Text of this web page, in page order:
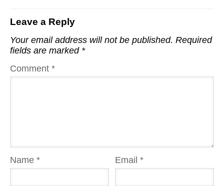
Leave a Reply
Your email address will not be published. Required
fields are marked *
Comment *
Name * Email*